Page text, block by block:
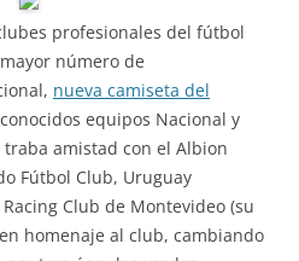
profesionales del fútbol
número de
nueva camiseta del
equipos Nacional y
amistad con el Albion
Fútbol Club, Uruguay
Club de Montevideo (su
homenaje al club, cambiando